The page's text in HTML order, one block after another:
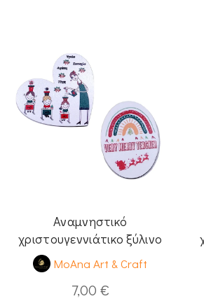
Αναμνηστικό
χριστουγεννιάτικο ξύλινο
μαγνητάκι για δασκάλους
MoAna Art & Craft
7,00 €